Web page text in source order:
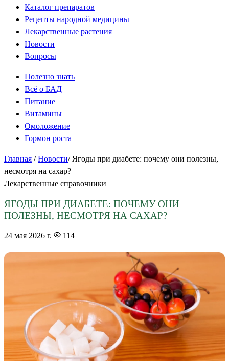
Каталог препаратов
Рецепты народной медицины
Лекарственные растения
Новости
Вопросы
Полезно знать
Всё о БАД
Питание
Витамины
Омоложение
Гормон роста
Главная / Новости/ Ягоды при диабете: почему они полезны,
несмотря на сахар?
Лекарственные справочники
ЯГОДЫ ПРИ ДИАБЕТЕ: ПОЧЕМУ ОНИ
ПОЛЕЗНЫ, НЕСМОТРЯ НА САХАР?
24 мая 2026 г. 114